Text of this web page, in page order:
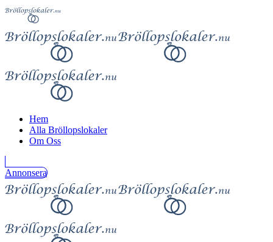
Hem
Alla Bröllopslokaler
Om Oss
Annonsera